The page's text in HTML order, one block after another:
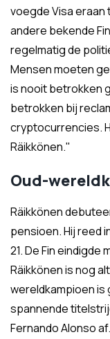
voegde Visa
andere bekende
regelmatig de
Mensen moeten
is nooit betrokken
betrokken bij
cryptocurrencies.
Räikkönen."
Oud-
Räikkönen
pensioen. Hij reed
21. De Fin eindigde
Räikkönen is nog
wereldkampioen is
spannende
Fernando Alonso